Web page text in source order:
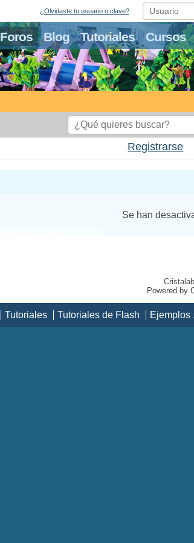
Foros Blog Tutoriales Cursos
¿Olvidaste tu usuario o clave?
Registrarse
Se han
Cristalab
Powered by
Tutoriales Tutoriales de Flash Ejemplos